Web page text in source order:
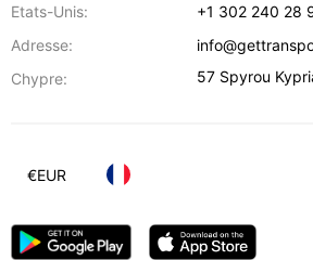
Etats-Unis:
+1 302 240 28
Adresse:
Chypre:
57 Spyrou
€EUR